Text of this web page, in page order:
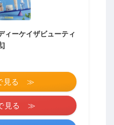
ーケイザビューティ
]
見る ≫
見る ≫